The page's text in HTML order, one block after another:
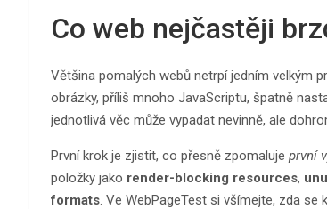
Co web nejčastěji
Většina pomalých webů netrpí jedním velkým
obrázky, příliš mnoho JavaScriptu, špatně
jednotlivá věc může vypadat nevinně, ale
První krok je zjistit, co přesně zpomaluje první
položky jako render-blocking resources,
formats. Ve WebPageTest si všímejte, zda